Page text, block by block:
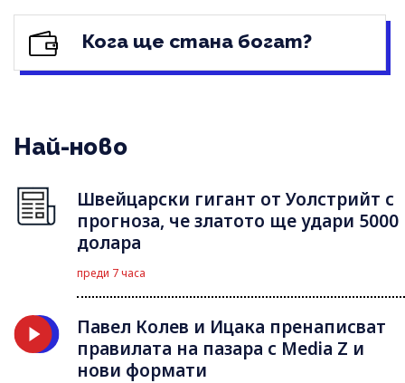
Кога ще стана богат?
Най-ново
Швейцарски гигант от Уолстрийт с
прогноза, че златото ще удари 5000
долара
преди 7 часа
Павел Колев и Ицака пренаписват
правилата на пазара с Media Z и
нови формати